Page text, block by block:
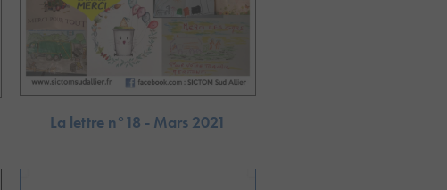
La lettre n°18 - Mars 2021